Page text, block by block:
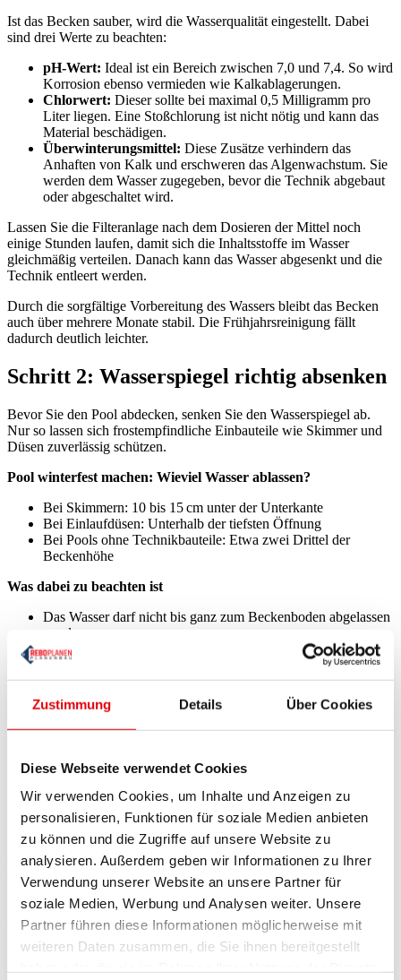
Zustimmung Details Über Cookies
Diese Webseite verwendet Cookies
Wir verwenden Cookies, um Inhalte und Anzeigen zu
personalisieren, Funktionen für soziale Medien anbieten
zu können und die Zugriffe auf unsere Website zu
analysieren. Außerdem geben wir Informationen zu Ihrer
Verwendung unserer Website an unsere Partner für
soziale Medien, Werbung und Analysen weiter. Unsere
Partner führen diese Informationen möglicherweise mit
weiteren Daten zusammen, die Sie ihnen bereitgestellt
Ist das Becken sauber, wird die Wasserqualität eingestellt. Dabei
sind drei Werte zu beachten:
pH-Wert: Ideal ist ein Bereich zwischen 7,0 und 7,4. So wird
Korrosion ebenso vermieden wie Kalkablagerungen.
Chlorwert: Dieser sollte bei maximal 0,5 Milligramm pro
Liter liegen. Eine Stoßchlorung ist nicht nötig und kann das
Material beschädigen.
Überwinterungsmittel: Diese Zusätze verhindern das
Anhaften von Kalk und erschweren das Algenwachstum. Sie
werden dem Wasser zugegeben, bevor die Technik abgebaut
oder abgeschaltet wird.
Lassen Sie die Filteranlage nach dem Dosieren der Mittel noch
einige Stunden laufen, damit sich die Inhaltsstoffe im Wasser
gleichmäßig verteilen. Danach kann das Wasser abgesenkt und die
Technik entleert werden.
Durch die sorgfältige Vorbereitung des Wassers bleibt das Becken
auch über mehrere Monate stabil. Die Frühjahrsreinigung fällt
dadurch deutlich leichter.
Schritt 2: Wasserspiegel richtig absenken
Bevor Sie den Pool abdecken, senken Sie den Wasserspiegel ab.
Nur so lassen sich frostempfindliche Einbauteile wie Skimmer und
Düsen zuverlässig schützen.
Pool winterfest machen: Wieviel Wasser ablassen?
Bei Skimmern: 10 bis 15 cm unter der Unterkante
Bei Einlaufdüsen: Unterhalb der tiefsten Öffnung
Bei Pools ohne Technikbauteile: Etwa zwei Drittel der
Beckenhöhe
Was dabei zu beachten ist
Das Wasser darf nicht bis ganz zum Beckenboden abgelassen
werden
Bei Pools mit Folienauskleidung schützt die
Restwassermenge vor Spannungen
Der reduzierte Wasserstand erleichtert das Spannen der
Winterabdeckung
Sicher und umweltgerecht ablassen
absenken
Erst dann über Abfluss oder Sickerschacht entsorgen
Kein Ablauf in Gartenbeete oder offene Böden mit Pflanzen
Schritt 3: Technik entleeren und
Einbauteile schützen
Nach dem Wasserstand ist die Pooltechnik an der Reihe. Alles, was
mit Wasser in Berührung kommt, muss vollständig entleert werden.
Nur so vermeiden Sie Schäden durch Frost oder Staunässe.
Pumpe, Leitungen und Filter entleeren